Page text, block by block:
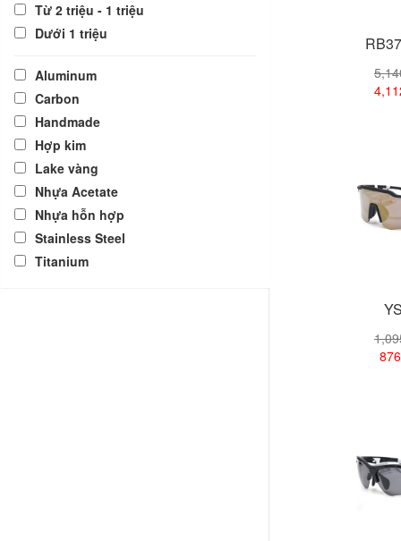
Từ 2 triệu - 1 triệu
Dưới 1 triệu
Aluminum
Carbon
Handmade
Hợp kim
Lake vàng
Nhựa Acetate
Nhựa hỗn hợp
Stainless Steel
Titanium